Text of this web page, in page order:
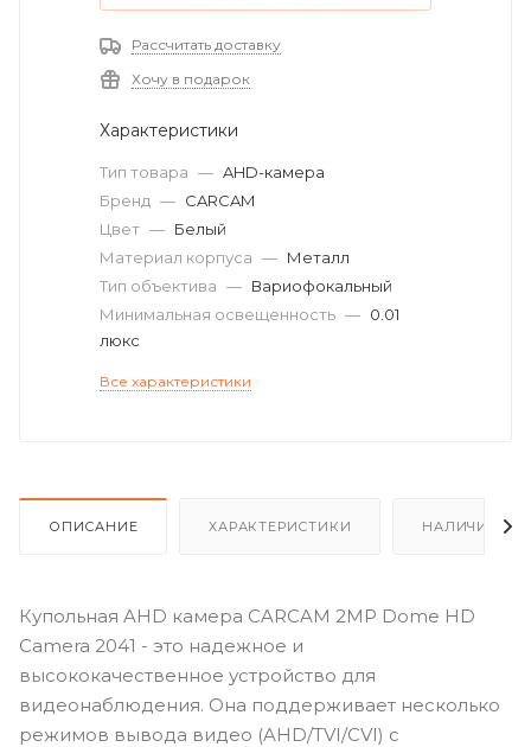
Рассчитать доставку
Хочу в подарок
Характеристики
Тип товара — AHD-камера
Бренд — CARCAM
Цвет — Белый
Материал корпуса — Металл
Тип объектива — Вариофокальный
Минимальная освещенность — 0.01
люкс
Все характеристики
ОПИСАНИЕ ХАРАКТЕРИСТИКИ НАЛИЧИЕ
Купольная AHD камера CARCAM 2MP Dome HD
Camera 2041 - это надежное и
высококачественное устройство для
видеонаблюдения. Она поддерживает несколько
режимов вывода видео (AHD/TVI/CVI) с